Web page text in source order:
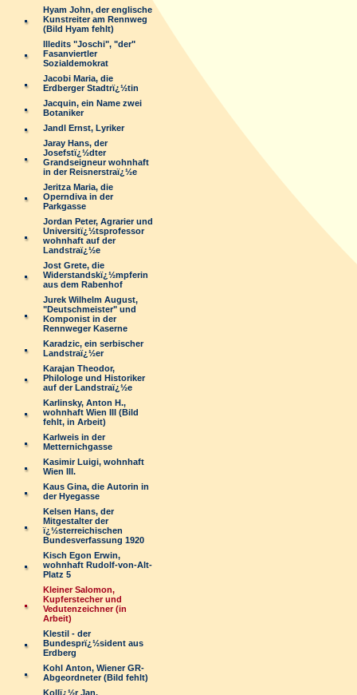
Hyam John, der englische
Kunstreiter am Rennweg
(Bild Hyam fehlt)
Illedits "Joschi", "der"
Fasanviertler
Sozialdemokrat
Jacobi Maria, die
Erdberger Stadtrï¿½tin
Jacquin, ein Name zwei
Botaniker
Jandl Ernst, Lyriker
Jaray Hans, der
Josefstï¿½dter
Grandseigneur wohnhaft
in der Reisnerstraï¿½e
Jeritza Maria, die
Operndiva in der
Parkgasse
Jordan Peter, Agrarier und
Universitï¿½tsprofessor
wohnhaft auf der
Landstraï¿½e
Jost Grete, die
Widerstandskï¿½mpferin
aus dem Rabenhof
Jurek Wilhelm August,
"Deutschmeister" und
Komponist in der
Rennweger Kaserne
Karadzic, ein serbischer
Landstraï¿½er
Karajan Theodor,
Philologe und Historiker
auf der Landstraï¿½e
Karlinsky, Anton H.,
wohnhaft Wien III (Bild
fehlt, in Arbeit)
Karlweis in der
Metternichgasse
Kasimir Luigi, wohnhaft
Wien III.
Kaus Gina, die Autorin in
der Hyegasse
Kelsen Hans, der
Mitgestalter der
ï¿½sterreichischen
Bundesverfassung 1920
Kisch Egon Erwin,
wohnhaft Rudolf-von-Alt-
Platz 5
Kleiner Salomon,
Kupferstecher und
Vedutenzeichner (in
Arbeit)
Klestil - der
Bundesprï¿½sident aus
Erdberg
Kohl Anton, Wiener GR-
Abgeordneter (Bild fehlt)
Kollï¿½r Jan,